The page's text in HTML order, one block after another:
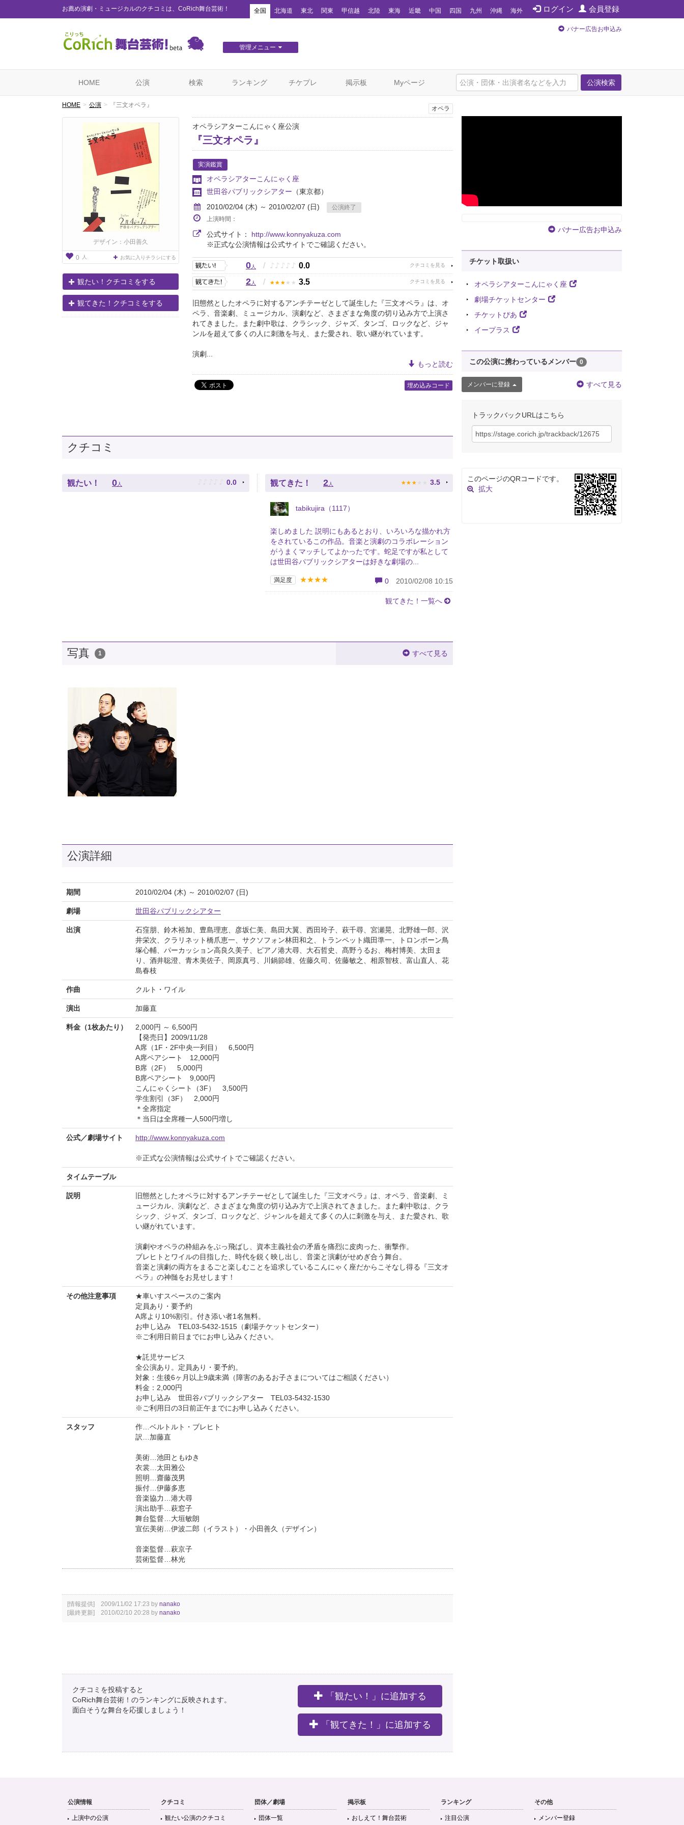
お薦め演劇・ミュージカルのクチコミは、CoRich舞台芸術！ ログイン 会員登録
全国 北海道 東北 関東 甲信越 北陸 東海 近畿 中国 四国 九州 沖縄 海外
管理メニュー
バナー広告お申込み
公演検索
HOME 公演 検索 ランキング チケプレ 掲示板 Myページ
HOME 公演 『三文オペラ』
デザイン：小田善久
0 人 お気に入りチラシにする
観たい！クチコミをする
観てきた！クチコミをする
オペラ
オペラシアターこんにゃく座公演
『三文オペラ』
実演鑑賞
オペラシアターこんにゃく座
世田谷パブリックシアター （東京都）
2010/02/04 (木) ～ 2010/02/07 (日)
公演終了
上演時間：
公式サイト： http://www.konnyakuza.com
※正式な公演情報は公式サイトでご確認ください。
0人 / ♪ ♪ ♪ ♪ ♪ 0.0
2人 / ★ ★ ★ ★ ★ 3.5
旧態然としたオペラに対するアンチテーゼとして誕生した『三文オペラ』は、オ
ペラ、音楽劇、ミュージカル、演劇など、さまざまな角度の切り込み方で上演さ
れてきました。また劇中歌は、クラシック、ジャズ、タンゴ、ロックなど、ジャ
ンルを超えて多くの人に刺激を与え、また愛され、歌い継がれています。
演劇...
もっと読む
埋め込みコード
クチコミ
観たい！ 0 人 ♪ ♪ ♪ ♪ ♪ 0.0 観てきた！ 2 人 ★ ★ ★ ★ ★ 3.5
tabikujira（1117）
楽しめました 説明にもあるとおり、いろいろな描かれ方
をされているこの作品。音楽と演劇のコラボレーション
がうまくマッチしてよかったです。蛇足ですが私として
は世田谷パブリックシアターは好きな劇場の...
満足度 ★★★★ 0 2010/02/08 10:15
観てきた！一覧へ
写真 1 すべて見る
公演詳細
期間 2010/02/04 (木) ～ 2010/02/07 (日)
劇場 世田谷パブリックシアター
出演
石窪朋、鈴木裕加、豊島理恵、彦坂仁美、島田大翼、西田玲子、萩千尋、宮瀬晃、北野雄一郎、沢
井栄次、クラリネット橋爪恵一、サクソフォン林田和之、トランペット織田準一、トロンボーン鳥
塚心輔、パーカッション高良久美子、ピアノ港大尋、大石哲史、髙野うるお、梅村博美、太田ま
り、酒井聡澄、青木美佐子、岡原真弓、川鍋節雄、佐藤久司、佐藤敏之、相原智枝、富山直人、花
島春枝
作曲 クルト・ワイル
演出 加藤直
料金（1枚あたり）
2,000円 ～ 6,500円
【発売日】2009/11/28
A席（1F・2F中央一列目） 6,500円
A席ペアシート 12,000円
B席（2F） 5,000円
B席ペアシート 9,000円
こんにゃくシート（3F） 3,500円
学生割引（3F） 2,000円
＊全席指定
＊当日は全席種一人500円増し
公式／劇場サイト http://www.konnyakuza.com
※正式な公演情報は公式サイトでご確認ください。
タイムテーブル
説明
旧態然としたオペラに対するアンチテーゼとして誕生した『三文オペラ』は、オペラ、音楽劇、ミ
ュージカル、演劇など、さまざまな角度の切り込み方で上演されてきました。また劇中歌は、クラ
シック、ジャズ、タンゴ、ロックなど、ジャンルを超えて多くの人に刺激を与え、また愛され、歌
い継がれています。
演劇やオペラの枠組みをぶっ飛ばし、資本主義社会の矛盾を痛烈に皮肉った、衝撃作。
ブレヒトとワイルの目指した、時代を鋭く映し出し、音楽と演劇がせめぎ合う舞台。
音楽と演劇の両方をまるごと楽しむことを追求しているこんにゃく座だからこそなし得る『三文オ
ペラ』の神髄をお見せします！
その他注意事項
★車いすスペースのご案内
定員あり・要予約
A席より10%割引。付き添い者1名無料。
お申し込み TEL03-5432-1515（劇場チケットセンター）
※ご利用日前日までにお申し込みください。
★託児サービス
全公演あり。定員あり・要予約。
対象：生後6ヶ月以上9歳未満（障害のあるお子さまについてはご相談ください）
料金：2,000円
お申し込み 世田谷パブリックシアター TEL03-5432-1530
※ご利用日の3日前正午までにお申し込みください。
スタッフ
作…ベルトルト・ブレヒト
訳…加藤直
美術…池田ともゆき
衣裳…太田雅公
照明…齋藤茂男
振付…伊藤多恵
音楽協力…港大尋
演出助手…萩窓子
舞台監督…大垣敏朗
宣伝美術…伊波二郎（イラスト）・小田善久（デザイン）
音楽監督…萩京子
芸術監督…林光
[情報提供] 2009/11/02 17:23 by nanako
[最終更新] 2010/02/10 20:28 by nanako
クチコミを投稿すると
CoRich舞台芸術！のランキングに反映されます。
面白そうな舞台を応援しましょう！
「観たい！」に追加する
「観てきた！」に追加する
バナー広告お申込み
チケット取扱い
オペラシアターこんにゃく座
劇場チケットセンター
チケットぴあ
イープラス
この公演に携わっているメンバー 0
メンバーに登録 すべて見る
トラックバックURLはこちら
このページのQRコードです。
拡大
公演情報
上演中の公演
クチコミ
観たい公演のクチコミ
団体／劇場
団体一覧
掲示板
おしえて！舞台芸術
ランキング
注目公演
その他
メンバー登録